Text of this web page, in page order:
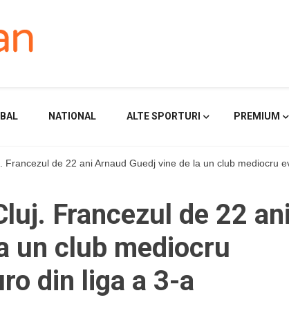
NATIONAL ALTE SPORTURI PREMIUM
Francezul de 22 ani Arnaud Guedj vine de la un club mediocru
Francezul de 22
un club mediocru
din liga a 3-a